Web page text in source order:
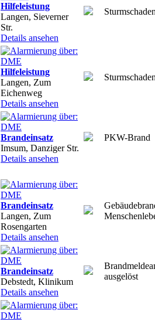
Hilfeleistung
Langen, Sieverner
Str.
Details ansehen
Hilfeleistung
Langen, Zum
Eichenweg
Details ansehen
Brandeinsatz
Imsum, Danziger Str.
Details ansehen
PKW-Brand
Brandeinsatz
Langen, Zum
Rosengarten
Details ansehen
Brandeinsatz
Debstedt, Klinikum
Details ansehen
ausgelöst